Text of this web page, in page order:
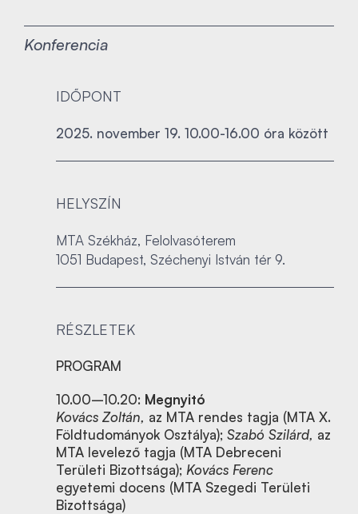
Konferencia
IDŐPONT
2025. november 19. 10.00-16.00 óra között
HELYSZÍN
MTA Székház, Felolvasóterem
1051 Budapest, Széchenyi István tér 9.
RÉSZLETEK
PROGRAM
10.00–10.20: Megnyitó
Kovács Zoltán, az MTA rendes tagja (MTA X.
Földtudományok Osztálya); Szabó Szilárd, az
MTA levelező tagja (MTA Debreceni
Területi Bizottsága); Kovács Ferenc
egyetemi docens (MTA Szegedi Területi
Bizottsága)